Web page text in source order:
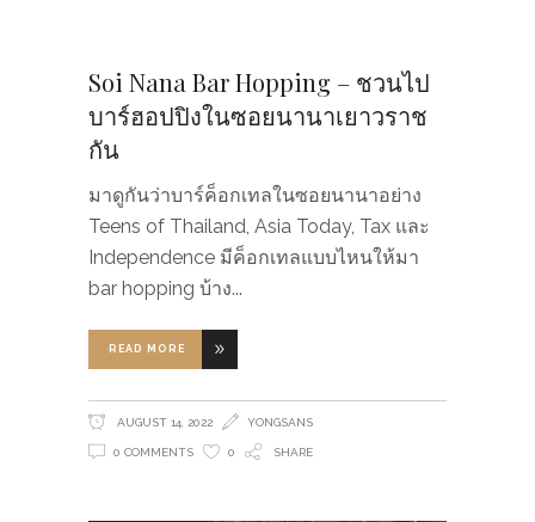
Soi Nana Bar Hopping – ชวนไป
บาร์ฮอปปิงในซอยนานาเยาวราช
กัน
มาดูกันว่าบาร์ค็อกเทลในซอยนานาอย่าง
Teens of Thailand, Asia Today, Tax และ
Independence มีค็อกเทลแบบไหนให้มา
bar hopping บ้าง
READ MORE
AUGUST 14, 2022 YONGSANS
0 COMMENTS 0 SHARE